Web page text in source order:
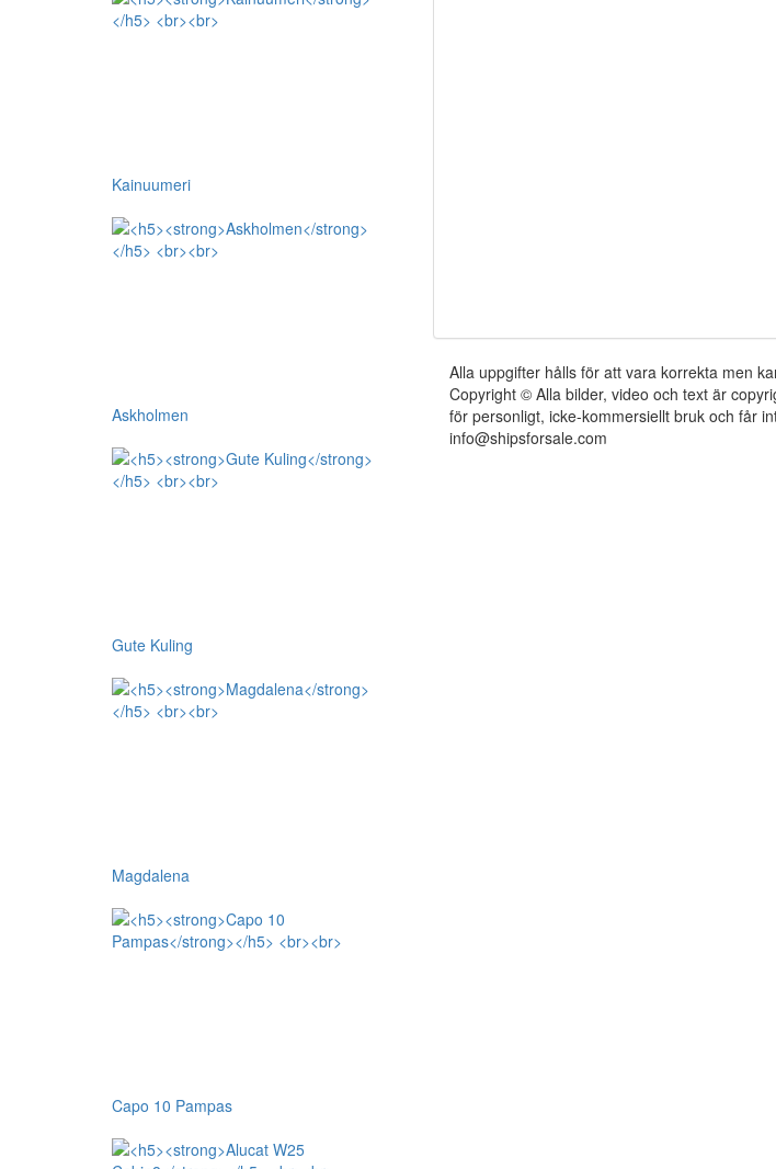
Kainuumeri
Askholmen
Gute Kuling
Magdalena
Capo 10 Pampas
Alla uppgifter hålls för att vara korrekta men
Copyright © Alla bilder, video och text är
för personligt, icke-kommersiellt bruk och får
info@shipsforsale.com